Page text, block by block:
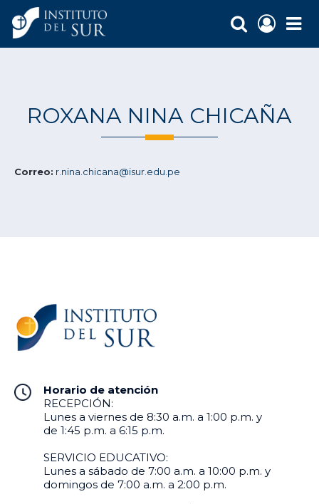
ROXANA NINA CHICAÑA
Correo: r.nina.chicana@isur.edu.pe
Horario de atención
RECEPCIÓN:
Lunes a viernes de 8:30 a.m. a 1:00 p.m. y
de 1:45 p.m. a 6:15 p.m.
SERVICIO EDUCATIVO:
Lunes a sábado de 7:00 a.m. a 10:00 p.m. y
domingos de 7:00 a.m. a 2:00 p.m.